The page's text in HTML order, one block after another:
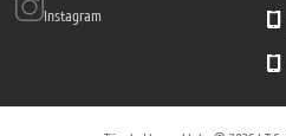
Instagram